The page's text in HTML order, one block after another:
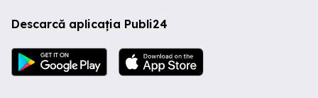
Descarcă aplicația Publi24